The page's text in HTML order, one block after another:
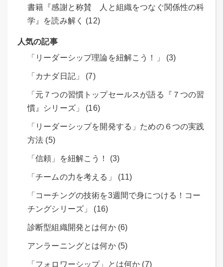
書籍『感謝と称賛 人と組織をつなぐ関係性の科
学』を読み解く (12)
人気の記事
「リーダーシップ理論を紐解こう！」 (3)
「カナダ日記」 (7)
「元７つの習慣トップセールスが語る『７つの習
慣』シリーズ」 (16)
「リーダーシップを開発する」ための６つの実践
方法 (5)
「信頼」を紐解こう！ (3)
「チームの力を考える」 (11)
「コーチングの技術を3週間で身につける！コー
チングシリーズ」 (16)
診断型組織開発とは何か (6)
アンラーニングとは何か (5)
「フォロワーシップ」とは何か (7)